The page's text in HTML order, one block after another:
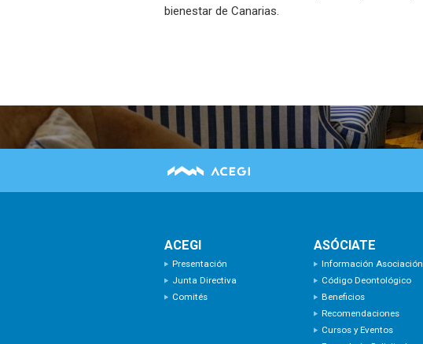
bienestar de Canarias.
ACEGI
Presentación
Junta Directiva
Comités
ASÓCIATE
Información Asociación
Código Deontológico
Beneficios
Recomendaciones
Cursos y Eventos